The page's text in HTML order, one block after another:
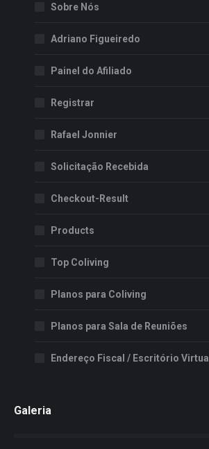
Sobre Nós
Adriano Figueiredo
Painel do Afiliado
Registrar
Rafael Jonnier
Solicitação Recebida
Checkout-Result
Products
Top Coliving
Planos para Coliving
Planos para Sala de Reuniões
Endereço Fiscal / Escritório Virtual
Galeria